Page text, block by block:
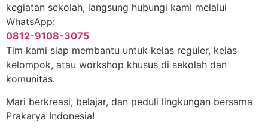
kegiatan sekolah, langsung hubungi kami melalui
WhatsApp:
0812-9108-3075
Tim kami siap membantu untuk kelas reguler, kelas
kelompok, atau workshop khusus di sekolah dan
komunitas.
Mari berkreasi, belajar, dan peduli lingkungan bersama
Prakarya Indonesia!